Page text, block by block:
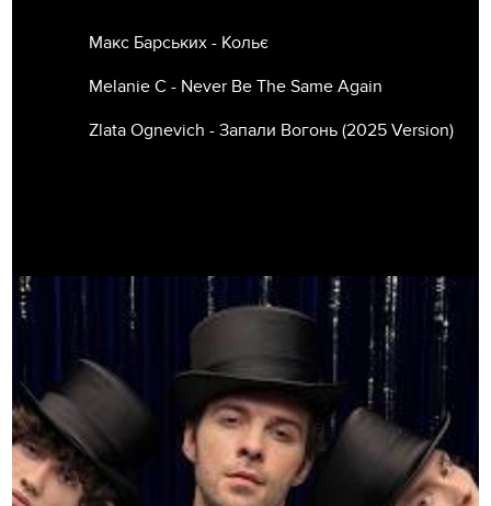
Макс Барських - Кольє
Melanie C - Never Be The Same Again
Zlata Ognevich - Запали Вогонь (2025 Version)